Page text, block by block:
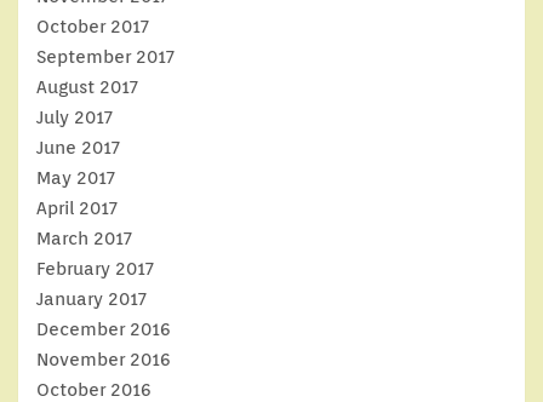
October 2017
September 2017
August 2017
July 2017
June 2017
May 2017
April 2017
March 2017
February 2017
January 2017
December 2016
November 2016
October 2016